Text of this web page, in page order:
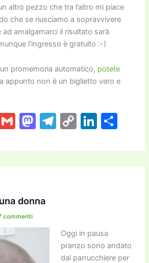
altro pezzo che tra l’altro mi piace
che se riusciamo a sopravvivere
amalgamarci il risultato sarà
l’ingresso è gratuito :-)
promemoria automatico, potete
appunto non è un biglietto vero e
G
ai
l
M
st
o
o
T
e
gr
C
p
y
Li
k
e
C
n
di
donna
commenti
Oggi in pausa
pranzo sono andato
dal parrucchiere per